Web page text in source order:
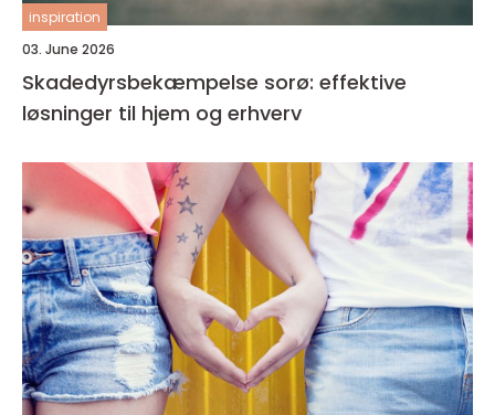
inspiration
03. June 2026
Skadedyrsbekæmpelse sorø: effektive
løsninger til hjem og erhverv